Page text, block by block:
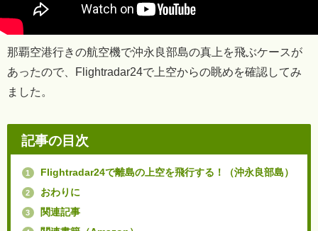
那覇空港行きの航空機で沖永良部島の真上を飛ぶケースが
あったので、Flightradar24で上空からの眺めを確認してみ
ました。
記事の目次
1 Flightradar24で離島の上空を飛行する！（沖永良部島）
2 おわりに
3 関連記事